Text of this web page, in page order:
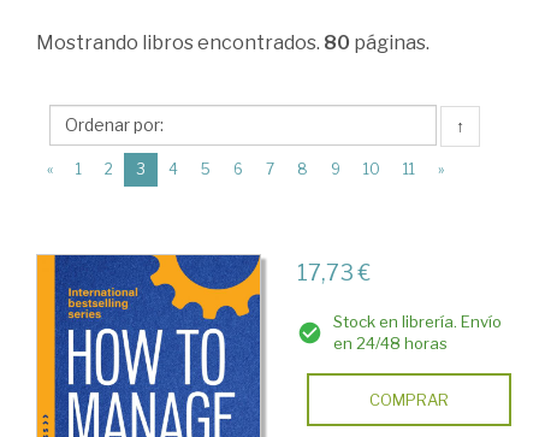
>
humanos
Mostrando libros encontrados. 80 páginas.
↑
« 1 2 3 (current)
4 5 6 7 8 9 10 11 »
17,73 €
Stock en librería. Envío
en 24/48 horas
COMPRAR